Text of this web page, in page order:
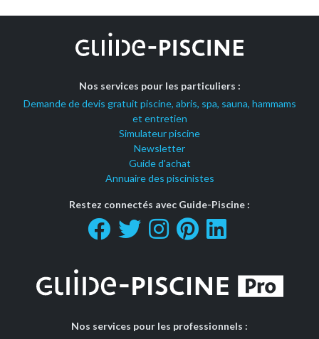
Nos services pour les particuliers :
Demande de devis gratuit piscine, abris, spa, sauna, hammams
et entretien
Simulateur piscine
Newsletter
Guide d'achat
Annuaire des piscinistes
Restez connectés avec Guide-Piscine :
Nos services pour les professionnels :